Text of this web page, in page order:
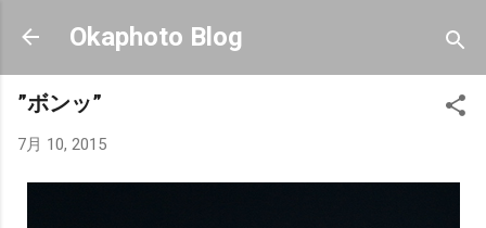
スキップしてメイン コンテンツに移動
Okaphoto Blog
”ボンッ”
7月 10, 2015